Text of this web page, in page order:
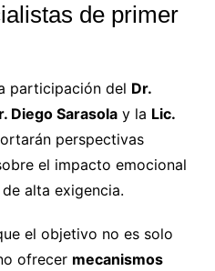
de primer
participación del Dr.
Diego Sarasolay la Lic.
perspectivas
el impacto emocional
alta exigencia.
el objetivo no es solo
ofrecer mecanismos